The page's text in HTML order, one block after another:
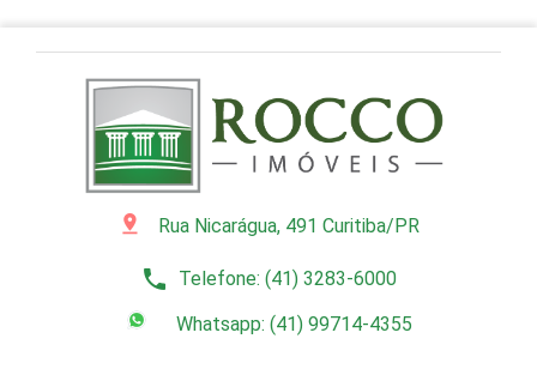
pin_drop Rua Nicarágua, 491 Curitiba/PR
phone Telefone: (41) 3283-6000
Whatsapp: (41) 99714-4355